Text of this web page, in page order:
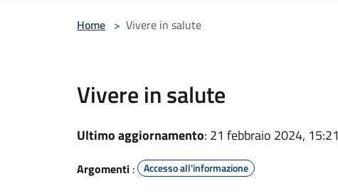
Home > Vivere in salute
Vivere in salute
Ultimo aggiornamento: 21 febbraio 2024, 15:21
Argomenti : Accesso all'informazione